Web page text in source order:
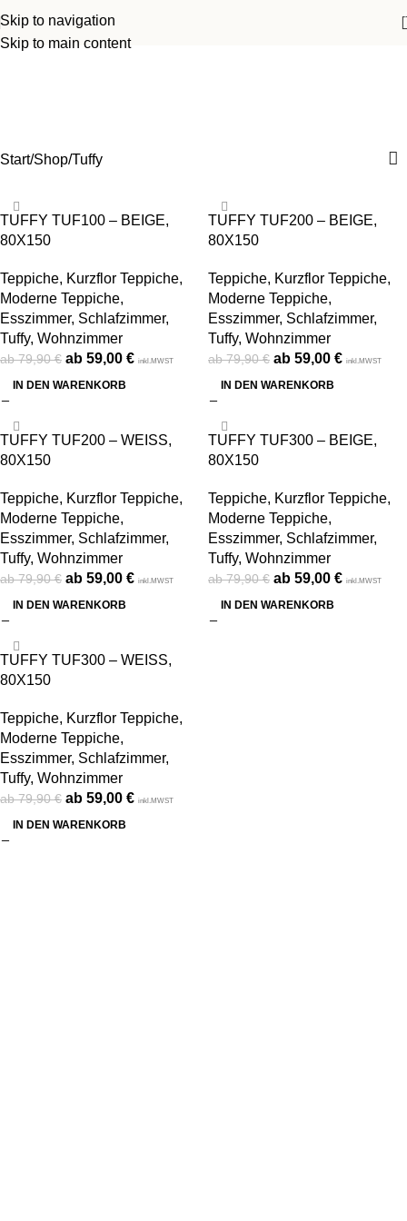
Skip to navigation
Skip to main content
Start Shop Tuffy
TUFFY TUF100 – BEIGE,
80X150
Teppiche, Kurzflor Teppiche,
Moderne Teppiche,
Esszimmer, Schlafzimmer,
Tuffy, Wohnzimmer
79,90€ 59,00 € inkl.MWST
IN DEN WARENKORB
TUFFY TUF200 – BEIGE,
80X150
Teppiche, Kurzflor Teppiche,
Moderne Teppiche,
Esszimmer, Schlafzimmer,
Tuffy, Wohnzimmer
79,90€ 59,00 € inkl.MWST
IN DEN WARENKORB
TUFFY TUF200 – WEISS,
80X150
Teppiche, Kurzflor Teppiche,
Moderne Teppiche,
Esszimmer, Schlafzimmer,
Tuffy, Wohnzimmer
79,90€ 59,00 € inkl.MWST
IN DEN WARENKORB
TUFFY TUF300 – BEIGE,
80X150
Teppiche, Kurzflor Teppiche,
Moderne Teppiche,
Esszimmer, Schlafzimmer,
Tuffy, Wohnzimmer
79,90€ 59,00 € inkl.MWST
IN DEN WARENKORB
TUFFY TUF300 – WEISS,
80X150
Teppiche, Kurzflor Teppiche,
Moderne Teppiche,
Esszimmer, Schlafzimmer,
Tuffy, Wohnzimmer
79,90€ 59,00 € inkl.MWST
IN DEN WARENKORB